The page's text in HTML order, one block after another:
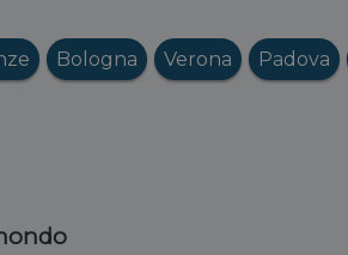
Bologna Verona Padova